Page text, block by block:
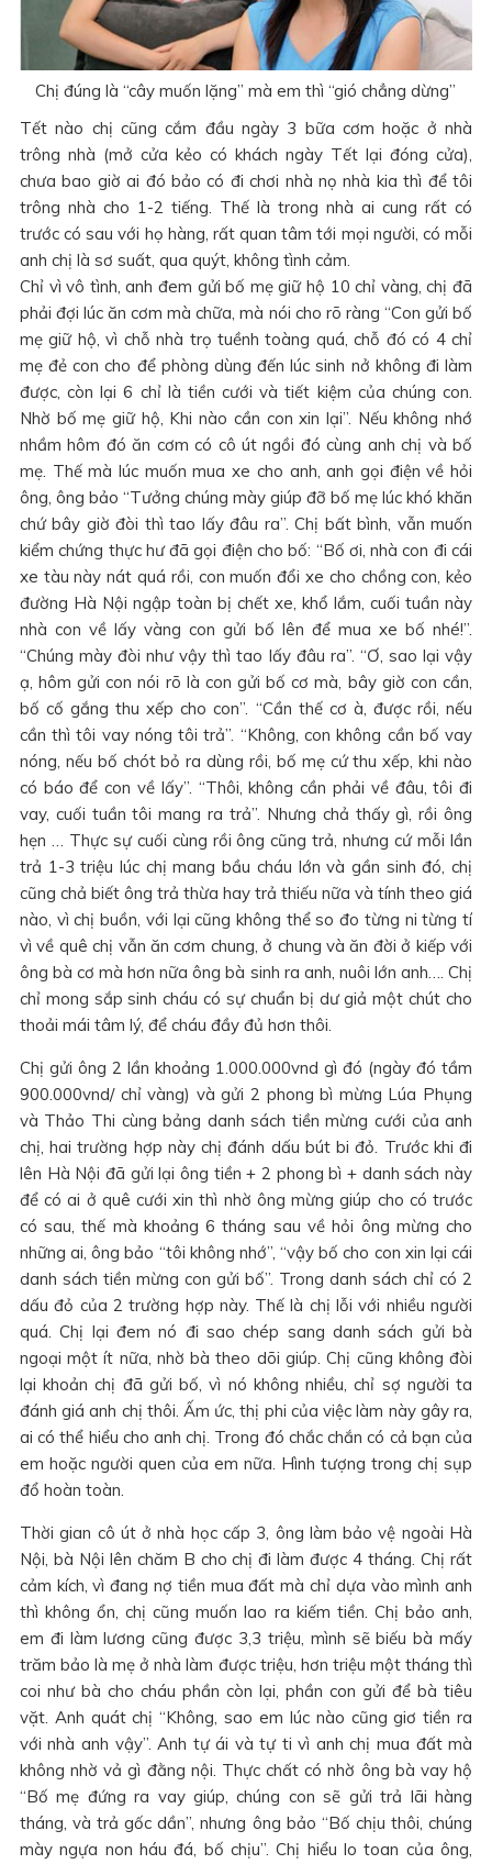
Chị đúng là “cây muốn lặng” mà em thì “gió chẳng dừng”
Tết nào chị cũng cắm đầu ngày 3 bữa cơm hoặc ở nhà
trông nhà (mở cửa kẻo có khách ngày Tết lại đóng cửa),
chưa bao giờ ai đó bảo có đi chơi nhà nọ nhà kia thì để tôi
trông nhà cho 1-2 tiếng. Thế là trong nhà ai cung rất có
trước có sau với họ hàng, rất quan tâm tới mọi người, có mỗi
anh chị là sơ suất, qua quýt, không tình cảm.
Chỉ vì vô tình, anh đem gửi bố mẹ giữ hộ 10 chỉ vàng, chị đã
phải đợi lúc ăn cơm mà chữa, mà nói cho rõ ràng “Con gửi bố
mẹ giữ hộ, vì chỗ nhà trọ tuềnh toàng quá, chỗ đó có 4 chỉ
mẹ đẻ con cho để phòng dùng đến lúc sinh nở không đi làm
được, còn lại 6 chỉ là tiền cưới và tiết kiệm của chúng con.
Nhờ bố mẹ giữ hộ, Khi nào cần con xin lại”. Nếu không nhớ
nhầm hôm đó ăn cơm có cô út ngồi đó cùng anh chị và bố
mẹ. Thế mà lúc muốn mua xe cho anh, anh gọi điện về hỏi
ông, ông bảo “Tưởng chúng mày giúp đỡ bố mẹ lúc khó khăn
chứ bây giờ đòi thì tao lấy đâu ra”. Chị bất bình, vẫn muốn
kiểm chứng thực hư đã gọi điện cho bố: “Bố ơi, nhà con đi cái
xe tàu này nát quá rồi, con muốn đổi xe cho chồng con, kẻo
đường Hà Nội ngập toàn bị chết xe, khổ lắm, cuối tuần này
nhà con về lấy vàng con gửi bố lên để mua xe bố nhé!”.
“Chúng mày đòi như vậy thì tao lấy đâu ra”. “Ơ, sao lại vậy
ạ, hôm gửi con nói rõ là con gửi bố cơ mà, bây giờ con cần,
bố cố gắng thu xếp cho con”. “Cần thế cơ à, được rồi, nếu
cần thì tôi vay nóng tôi trả”. “Không, con không cần bố vay
nóng, nếu bố chót bỏ ra dùng rồi, bố mẹ cứ thu xếp, khi nào
có báo để con về lấy”. “Thôi, không cần phải về đâu, tôi đi
vay, cuối tuần tôi mang ra trả”. Nhưng chả thấy gì, rồi ông
hẹn … Thực sự cuối cùng rồi ông cũng trả, nhưng cứ mỗi lần
trả 1-3 triệu lúc chị mang bầu cháu lớn và gần sinh đó, chị
cũng chả biết ông trả thừa hay trả thiếu nữa và tính theo giá
nào, vì chị buồn, với lại cũng không thể so đo từng ni từng tí
vì về quê chị vẫn ăn cơm chung, ở chung và ăn đời ở kiếp với
ông bà cơ mà hơn nữa ông bà sinh ra anh, nuôi lớn anh…. Chị
chỉ mong sắp sinh cháu có sự chuẩn bị dư giả một chút cho
thoải mái tâm lý, để cháu đầy đủ hơn thôi.
Chị gửi ông 2 lần khoảng 1.000.000vnd gì đó (ngày đó tầm
900.000vnd/ chỉ vàng) và gửi 2 phong bì mừng Lúa Phụng
và Thảo Thi cùng bảng danh sách tiền mừng cưới của anh
chị, hai trường hợp này chị đánh dấu bút bi đỏ. Trước khi đi
lên Hà Nội đã gửi lại ông tiền + 2 phong bì + danh sách này
để có ai ở quê cưới xin thì nhờ ông mừng giúp cho có trước
có sau, thế mà khoảng 6 tháng sau về hỏi ông mừng cho
những ai, ông bảo “tôi không nhớ”, “vậy bố cho con xin lại cái
danh sách tiền mừng con gửi bố”. Trong danh sách chỉ có 2
dấu đỏ của 2 trường hợp này. Thế là chị lỗi với nhiều người
quá. Chị lại đem nó đi sao chép sang danh sách gửi bà
ngoại một ít nữa, nhờ bà theo dõi giúp. Chị cũng không đòi
lại khoản chị đã gửi bố, vì nó không nhiều, chỉ sợ người ta
đánh giá anh chị thôi. Ấm ức, thị phi của việc làm này gây ra,
ai có thể hiểu cho anh chị. Trong đó chắc chắn có cả bạn của
em hoặc người quen của em nữa. Hình tượng trong chị sụp
đổ hoàn toàn.
Thời gian cô út ở nhà học cấp 3, ông làm bảo vệ ngoài Hà
Nội, bà Nội lên chăm B cho chị đi làm được 4 tháng. Chị rất
cảm kích, vì đang nợ tiền mua đất mà chỉ dựa vào mình anh
thì không ổn, chị cũng muốn lao ra kiếm tiền. Chị bảo anh,
em đi làm lương cũng được 3,3 triệu, mình sẽ biếu bà mấy
trăm bảo là mẹ ở nhà làm được triệu, hơn triệu một tháng thì
coi như bà cho cháu phần còn lại, phần con gửi để bà tiêu
vặt. Anh quát chị “Không, sao em lúc nào cũng giơ tiền ra
với nhà anh vậy”. Anh tự ái và tự ti vì anh chị mua đất mà
không nhờ vả gì đằng nội. Thực chất có nhờ ông bà vay hộ
“Bố mẹ đứng ra vay giúp, chúng con sẽ gửi trả lãi hàng
tháng, và trả gốc dần”, nhưng ông bảo “Bố chịu thôi, chúng
mày ngựa non háu đá, bố chịu”. Chị hiểu lo toan của ông,